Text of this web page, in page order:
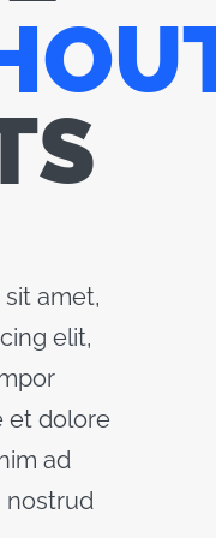
amet,
elit,
et dolore
ad
nostrud